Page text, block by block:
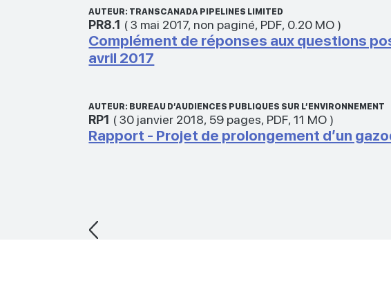
AUTEUR: TRANSCANADA PIPELINES LIMITED
PR8.1 (3 mai 2017, non paginé, PDF, 0.20 MO )
Complément de réponses aux questions
avril 2017
AUTEUR: BUREAU D’AUDIENCES PUBLIQUES SUR L’ENVIRONNEMENT
RP1 (30 janvier 2018, 59 pages, PDF,11 MO )
Rapport - Projet de prolongement d’un